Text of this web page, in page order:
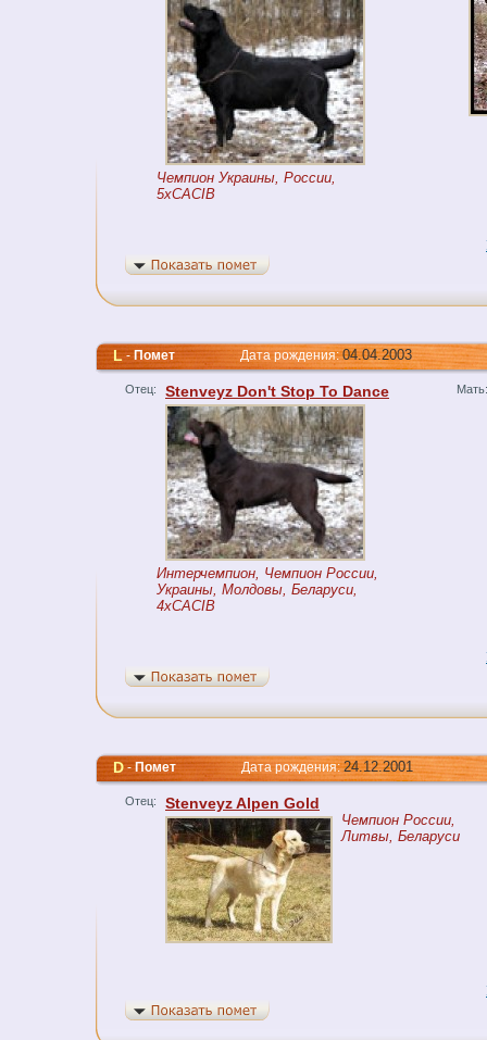
Чемпион Украины, России,
5xCACIB
L-ПометДата рождения:04.04.2003
Отец: Stenveyz Don't Stop To Dance
Интерчемпион, Чемпион России,
Украины, Молдовы, Беларуси,
4xCACIB
Мать:
D-ПометДата рождения:24.12.2001
Отец: Stenveyz Alpen Gold
Чемпион России,
Литвы, Беларуси